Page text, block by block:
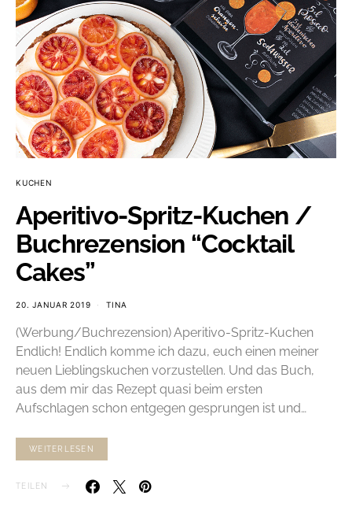
KUCHEN
Aperitivo-Spritz-Kuchen /
Buchrezension “Cocktail
Cakes”
20. JANUAR 2019 TINA
(Werbung/Buchrezension) Aperitivo-Spritz-Kuchen
Endlich! Endlich komme ich dazu, euch einen meiner
neuen Lieblingskuchen vorzustellen. Und das Buch,
aus dem mir das Rezept quasi beim ersten
Aufschlagen schon entgegen gesprungen ist und…
WEITERLESEN
TEILEN